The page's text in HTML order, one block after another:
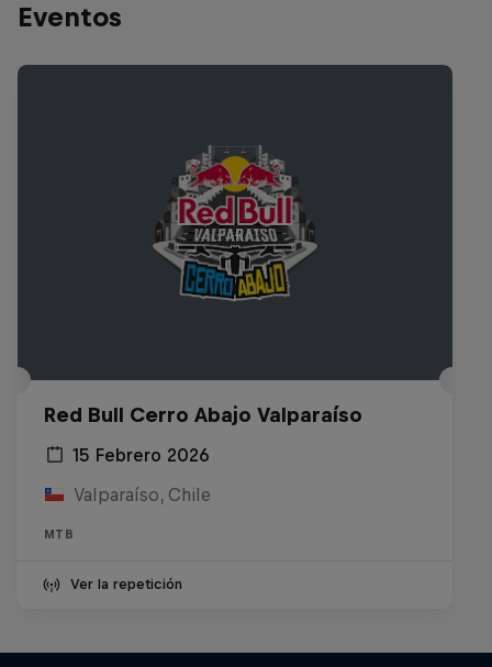
Eventos
Red Bull Cerro Abajo Valparaíso
15 Febrero 2026
Valparaíso, Chile
MTB
Ver la repetición